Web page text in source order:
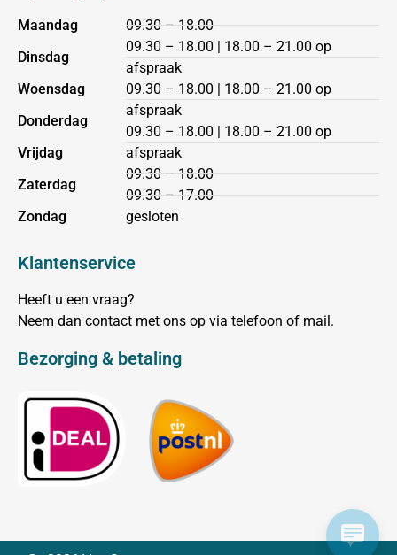
Maandag
Dinsdag
Woensdag
Donderdag
Vrijdag
Zaterdag
Zondag
09.30 – 18.00
09.30 – 18.00 | 18.00 – 21.00 op
afspraak
09.30 – 18.00 | 18.00 – 21.00 op
afspraak
09.30 – 18.00 | 18.00 – 21.00 op
afspraak
09.30 – 18.00
09.30 – 17.00
gesloten
Klantenservice
Heeft u een vraag?
Neem dan contact met ons op via telefoon of mail.
Bezorging & betaling